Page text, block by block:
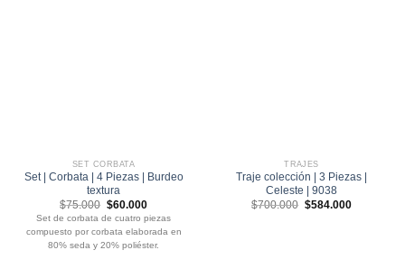
SET CORBATA
Set | Corbata | 4 Piezas | Burdeo
textura
$75.000 El
precio
original
era:
$75.000.
$60.000El
precio
actual
es:
$60.000.
Set de corbata de cuatro piezas
compuesto por corbata elaborada en
80% seda y 20% poliéster.
TRAJES
Traje colección | 3 Piezas |
Celeste | 9038
$700.000 El
$584.000El